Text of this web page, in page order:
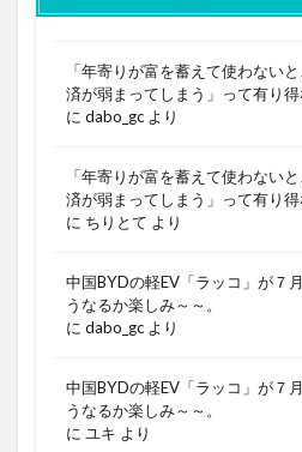
「年寄りが富を蓄えて使わない
済が弱まってしまう」って有り得
に dabo_gc より
「年寄りが富を蓄えて使わない
済が弱まってしまう」って有り得
に ちりとて より
中国BYDの軽EV「ラッコ」が７
うなるか楽しみ～～。
に dabo_gc より
中国BYDの軽EV「ラッコ」が７
うなるか楽しみ～～。
に ユキ より